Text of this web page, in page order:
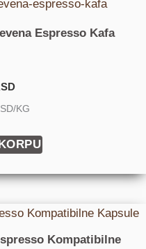
Espresso Kafa
sa
KG
Kompatibilne